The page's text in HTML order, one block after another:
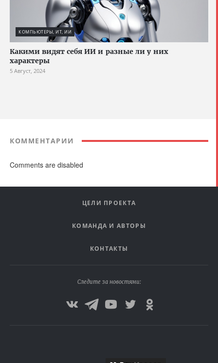
КОМПЬЮТЕРЫ, ИТ, ИИ
Какими видят себя ИИ и разные ли у них
характеры
5 Август, 2024
КОММЕНТАРИИ
Comments are disabled
ЦЕЛИ ПРОЕКТА
КОМАНДА И АВТОРЫ
КОНТАКТЫ
Следите за новостями: